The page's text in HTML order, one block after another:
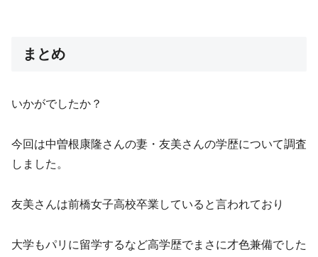
まとめ
いかがでしたか？
今回は中曽根康隆さんの妻・友美さんの学歴について調査
しました。
友美さんは前橋女子高校卒業していると言われており
大学もパリに留学するなど高学歴でまさに才色兼備でした